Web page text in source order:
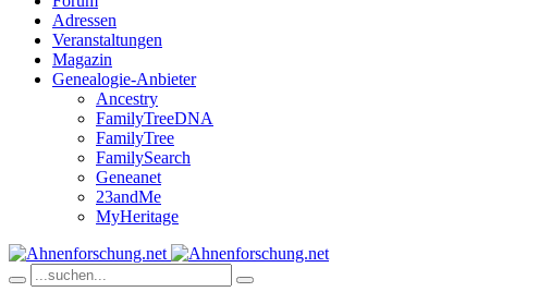
Adressen
Veranstaltungen
Magazin
Genealogie-Anbieter
Ancestry
FamilyTreeDNA
FamilyTree
FamilySearch
Geneanet
23andMe
MyHeritage